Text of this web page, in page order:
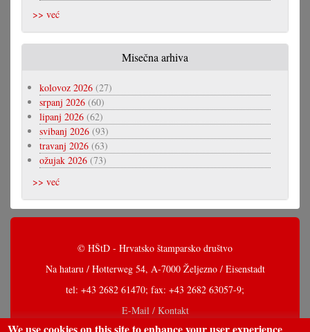
>> već
Misečna arhiva
kolovoz 2026 (27)
srpanj 2026 (60)
lipanj 2026 (62)
svibanj 2026 (93)
travanj 2026 (63)
ožujak 2026 (73)
>> već
© HŠtD - Hrvatsko štamparsko društvo
Na hataru / Hotterweg 54, A-7000 Željezno / Eisenstadt
tel: +43 2682 61470; fax: +43 2682 63057-9;
E-Mail / Kontakt